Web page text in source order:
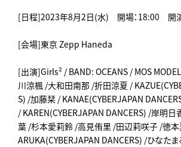
[日程]2023年8月2日(水) 開場：18:00 開
[会場]東京 Zepp Haneda
[出演]Girls² / BAND: OCEANS / MOS
川涼楓 /大和田南那 /折田涼夏 /
S) /加藤栞 / KANAE(CYBERJAPAN
/ KAREN(CYBERJAPAN DANCERS) /岸明
葉 /杉本愛莉鈴 /高見侑里 /田辺莉咲子 /徳
ARUKA(CYBERJAPAN DANCERS) /ひなた